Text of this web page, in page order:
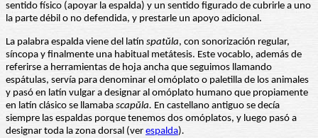
sentido físico (apoyar la espalda) y un sentido figurado de cubrirle a uno
la parte débil o no defendida, y prestarle un apoyo adicional.
La palabra espalda viene del latín spatŭla, con sonorización regular,
síncopa y finalmente una habitual metátesis. Este vocablo, además de
referirse a herramientas de hoja ancha que seguimos llamando
espátulas, servía para denominar el omóplato o paletilla de los animales
y pasó en latín vulgar a designar al omóplato humano que propiamente
en latín clásico se llamaba scapŭla. En castellano antiguo se decía
siempre las espaldas porque tenemos dos omóplatos, y luego pasó a
designar toda la zona dorsal (ver espalda).